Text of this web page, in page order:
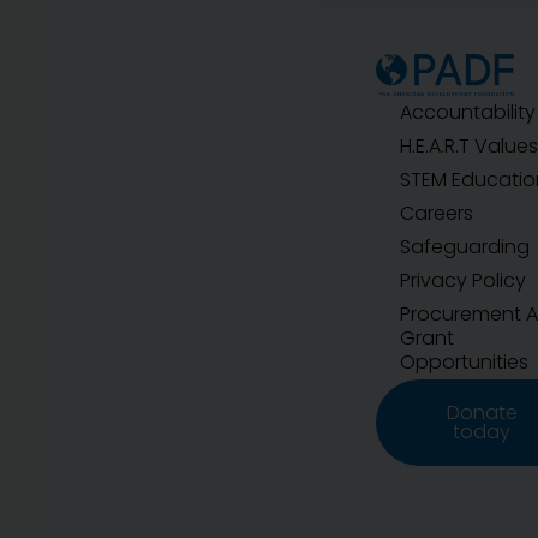
Accountability
H.E.A.R.T Values
STEM
Careers
Safeguarding
Privacy Policy
Procurement
Grant
Opportunities
Donate
today